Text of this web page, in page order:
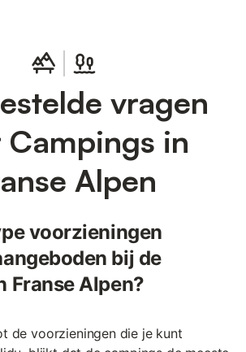
vragen
Campings in
Alpen
voorzieningen
bij de
Franse Alpen?
de voorzieningen die je kunt